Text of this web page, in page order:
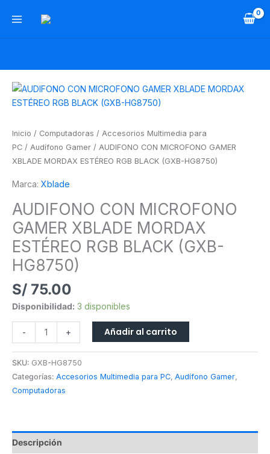
Inicio / Computadoras / Accesorios Multimedia para
PC / Audífono Gamer / AUDIFONO CON MICROFONO GAMER
XBLADE MORDAX ESTÉREO RGB BLACK (GXB-HG8750)
Marca: Xblade
AUDIFONO CON MICROFONO
GAMER XBLADE MORDAX
ESTÉREO RGB BLACK (GXB-
HG8750)
S/ 75.00
Disponibilidad: 3 disponibles
-
AUDIFONO
CON
GAMER
XBLADE
MORDAX
RGB
(GXB-
HG8750)
cantidad
+ Añadir al carrito
SKU: GXB-HG8750
Categorías: Accesorios Multimedia para PC, Audífono Gamer,
Computadoras
Descripción